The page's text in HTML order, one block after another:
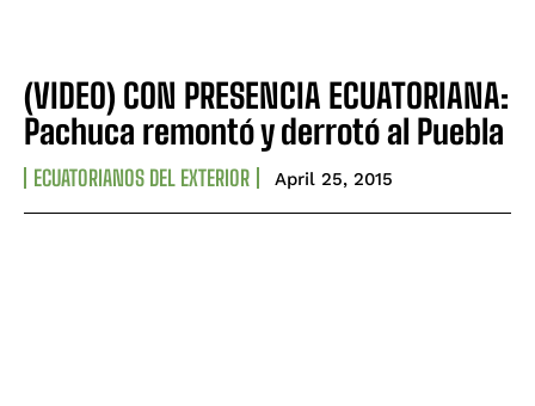
(VIDEO) CON PRESENCIA ECUATORIANA:
Pachuca remontó y derrotó al Puebla
ECUATORIANOS DEL EXTERIOR April 25, 2015